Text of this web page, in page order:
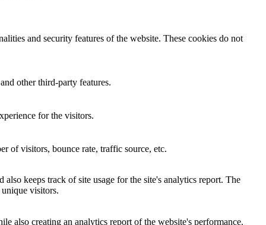
and security features of the website. These cookies do not
other third-party features.
for the visitors.
of visitors, bounce rate, traffic source, etc.
keeps track of site usage for the site's analytics report. The
visitors.
also creating an analytics report of the website's performance.